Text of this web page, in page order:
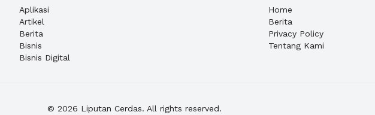
Aplikasi
Artikel
Berita
Bisnis
Bisnis Digital
Home
Berita
Privacy Policy
Tentang Kami
© 2026 Liputan Cerdas. All rights reserved.